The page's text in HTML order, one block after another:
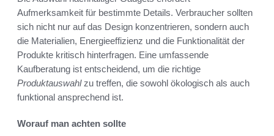
Aufmerksamkeit für bestimmte Details. Verbraucher sollten
sich nicht nur auf das Design konzentrieren, sondern auch
die Materialien, Energieeffizienz und die Funktionalität der
Produkte kritisch hinterfragen. Eine umfassende
Kaufberatung ist entscheidend, um die richtige
Produktauswahlzu treffen, die sowohl ökologisch als auch
funktional ansprechend ist.
Worauf man achten sollte